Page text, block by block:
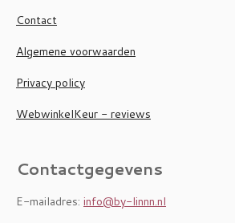
Contact
Algemene voorwaarden
Privacy policy
WebwinkelKeur - reviews
Contactgegevens
E-mailadres: info@by-linnn.nl